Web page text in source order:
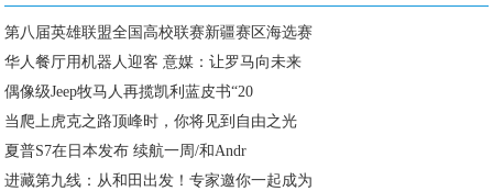
第八届英雄联盟全国高校联赛新疆赛区海选赛
华人餐厅用机器人迎客 意媒：让罗马向未来
偶像级Jeep牧马人再揽凯利蓝皮书“20
当爬上虎克之路顶峰时，你将见到自由之光
夏普S7在日本发布 续航一周/和Andr
进藏第九线：从和田出发！专家邀你一起成为